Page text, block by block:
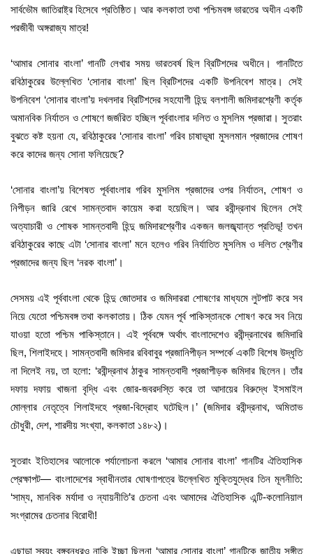
সার্বভৌম জাতিরাষ্ট্র হিসেবে প্রতিষ্ঠিত। আর কলকাতা তথা পশ্চিমবঙ্গ ভারতের অধীন একটি
পরজীবী অঙ্গরাজ্য মাত্র!
‘আমার সোনার বাংলা’ গানটি লেখার সময় ভারতবর্ষ ছিল ব্রিটিশদের অধীনে। গানটিতে
রবিঠাকুরের উল্লেখিত ‘সোনার বাংলা’ ছিল ব্রিটিশদের একটি উপনিবেশ মাত্র। সেই
উপনিবেশ ‘সোনার বাংলা’য় দখলদার ব্রিটিশদের সহযোগী হিন্দু বলশালী জমিদারশ্রেণী কর্তৃক
অমানবিক নির্যাতন ও শোষণে জর্জরিত হচ্ছিল পূর্ববাংলার দলিত ও মুসলিম প্রজারা। সুতরাং
বুঝতে কষ্ট হয়না যে, রবিঠাকুরের ‘সোনার বাংলা’ গরিব চাষাভূষা মুসলমান প্রজাদের শোষণ
করে কাদের জন্য সোনা ফলিয়েছে?
‘সোনার বাংলা’য় বিশেষত পূর্ববাংলার গরিব মুসলিম প্রজাদের ওপর নির্যাতন, শোষণ ও
নিপীড়ন জারি রেখে সামন্তবাদ কায়েম করা হয়েছিল। আর রবীন্দ্রনাথ ছিলেন সেই
অত্যাচারী ও শোষক সামন্তবাদী হিন্দু জমিদারশ্রেণীর একজন জলজ্ব্যান্ত প্রতিভূ! তখন
রবিঠাকুরের কাছে এটা ‘সোনার বাংলা’ মনে হলেও গরিব নির্যাতিত মুসলিম ও দলিত শ্রেণীর
প্রজাদের জন্য ছিল ‘নরক বাংলা’।
সেসময় এই পূর্ববাংলা থেকে হিন্দু জোতদার ও জমিদাররা শোষণের মাধ্যমে লুটপাট করে সব
নিয়ে যেতো পশ্চিমবঙ্গ তথা কলকাতায়। ঠিক যেমন পূর্ব পাকিস্তানকে শোষণ করে সব নিয়ে
যাওয়া হতো পশ্চিম পাকিস্তানে। এই পূর্ববঙ্গে অর্থাৎ বাংলাদেশেও রবীন্দ্রনাথের জমিদারি
ছিল, শিলাইদহে। সামন্তবাদী জমিদার রবিবাবুর প্রজানিপীড়ন সম্পর্কে একটি বিশেষ উদ্ধৃতি
না দিলেই নয়, তা হলো: ‘রবীন্দ্রনাথ ঠাকুর সামন্তবাদী প্রজাপীড়ক জমিদার ছিলেন। তাঁর
দফায় দফায় খাজনা বৃদ্ধি এবং জোর-জবরদস্তি করে তা আদায়ের বিরুদ্ধে ইসমাইল
মোল্লার নেতৃত্বে শিলাইদহে প্রজা-বিদ্রোহ ঘটেছিল।’ (জমিদার রবীন্দ্রনাথ, অমিতাভ
চৌধুরী, দেশ, শারদীয় সংখ্যা, কলকাতা ১৪৮২)।
সুতরাং ইতিহাসের আলোকে পর্যালোচনা করলে ‘আমার সোনার বাংলা’ গানটির ঐতিহাসিক
প্রেক্ষাপট— বাংলাদেশের স্বাধীনতার ঘোষণাপত্রে উল্লেখিত মুক্তিযুদ্ধের তিন মূলনীতি:
‘সাম্য, মানবিক মর্যাদা ও ন্যায়নীতি’র চেতনা এবং আমাদের ঐতিহাসিক এন্টি-কলোনিয়াল
সংগ্রামের চেতনার বিরোধী!
এছাড়া স্বয়ং বঙ্গবন্ধুরও নাকি ইচ্ছা ছিলনা ‘আমার সোনার বাংলা’ গানটিকে জাতীয় সঙ্গীত